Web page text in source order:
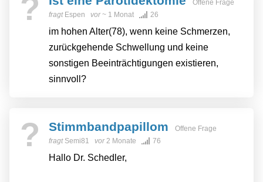
?
Offene Frage
fragt Espen vor~ 1 Monat 26
im hohen Alter(78), wenn keine Schmerzen,
zurückgehende Schwellung und keine
sonstigen Beeinträchtigungen existieren,
sinnvoll?
? Stimmbandpapillom
Offene Frage
fragt Semi81 vor2 Monate 76
Hallo Dr. Schedler,